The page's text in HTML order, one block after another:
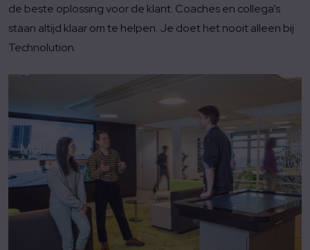
de beste oplossing voor de klant. Coaches en collega’s
staan altijd klaar om te helpen. Je doet het nooit alleen bij
Technolution.